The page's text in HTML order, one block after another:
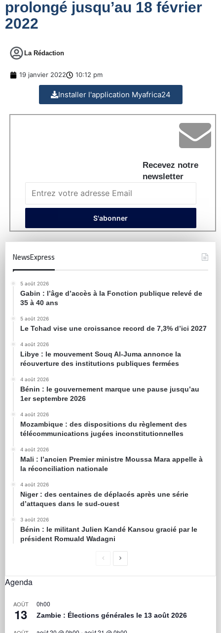
prolongé jusqu’au 18 février
2022
La Rédaction
19 janvier 2022 10:12 pm
Installer l'application Myafrica24
Recevez notre
newsletter
NewsExpress
5 août 2026
Gabin : l’âge d’accès à la Fonction publique relevé de
35 à 40 ans
5 août 2026
Le Tchad vise une croissance record de 7,3% d’ici 2027
4 août 2026
Libye : le mouvement Souq Al-Juma annonce la
réouverture des institutions publiques fermées
4 août 2026
Bénin : le gouvernement marque une pause jusqu’au
1er septembre 2026
4 août 2026
Mozambique : des dispositions du règlement des
télécommunications jugées inconstitutionnelles
4 août 2026
Mali : l’ancien Premier ministre Moussa Mara appelle à
la réconciliation nationale
4 août 2026
Niger : des centaines de déplacés après une série
d’attaques dans le sud-ouest
3 août 2026
Bénin : le militant Julien Kandé Kansou gracié par le
président Romuald Wadagni
Agenda
AOÛT
13
0h00
Zambie : Élections générales le 13 août 2026